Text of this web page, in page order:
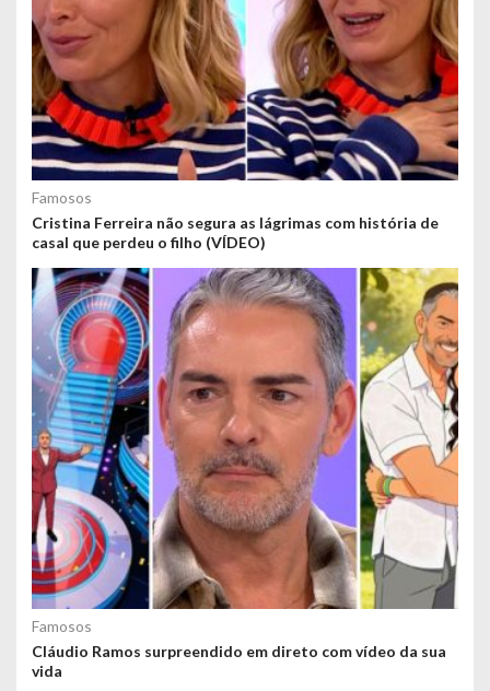
Famosos
Cristina Ferreira não segura as lágrimas com história de
casal que perdeu o filho (VÍDEO)
Famosos
Cláudio Ramos surpreendido em direto com vídeo da sua
vida